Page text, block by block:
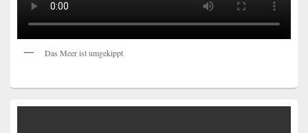
Das Meer ist umgekippt